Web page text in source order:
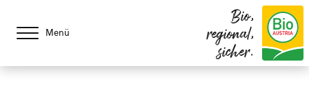
Menü
Bio,
regional,
sicher.